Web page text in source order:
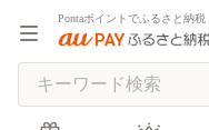
Pontaポイントでふるさと納税